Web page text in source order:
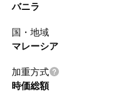
バニラ
国・地域
マレーシア
加重方式
時価総額